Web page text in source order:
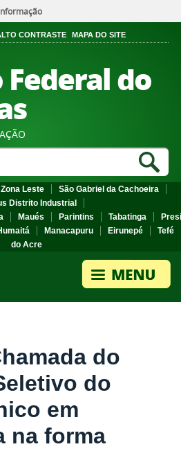
CONTRASTE MAPA DO SITE
do
Leste
São Gabriel da Cachoeira
Distrito Industrial
Maués Parintins Tabatinga
Manacapuru Eirunepé
Tefé
do Acre
do
do
em
na forma